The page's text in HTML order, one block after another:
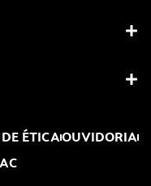
ÉTICAOUVIDORIA